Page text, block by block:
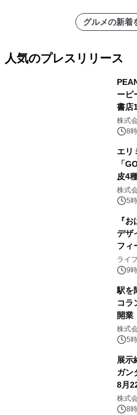
グルメの新着
人気のプレスリリース
ーピ
書店
株式
8
エリ
「
皮4
株式
5
『
デザ
フィ
い、
ン。
ライ
9
駅を
コラ
開業
株式
5
展示
ガン
8月
像『
株式
8